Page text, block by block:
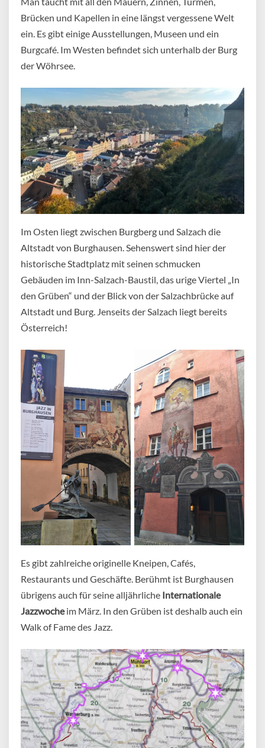
Brücken und Kapellen in eine längst vergessene Welt
ein. Es gibt einige Ausstellungen, Museen und ein
Burgcafé. Im Westen befindet sich unterhalb der Burg
der Wöhrsee.
Im Osten liegt zwischen Burgberg und Salzach die
Altstadt von Burghausen. Sehenswert sind hier der
historische Stadtplatz mit seinen schmucken
Gebäuden im Inn-Salzach-Baustil, das urige Viertel „In
den Grüben“ und der Blick von der Salzachbrücke auf
Altstadt und Burg. Jenseits der Salzach liegt bereits
Österreich!
Es gibt zahlreiche originelle Kneipen, Cafés,
Restaurants und Geschäfte. Berühmt ist Burghausen
übrigens auch für seine alljährliche Internationale
Jazzwocheim März. In den Grüben ist deshalb auch ein
Walk of Fame des Jazz.